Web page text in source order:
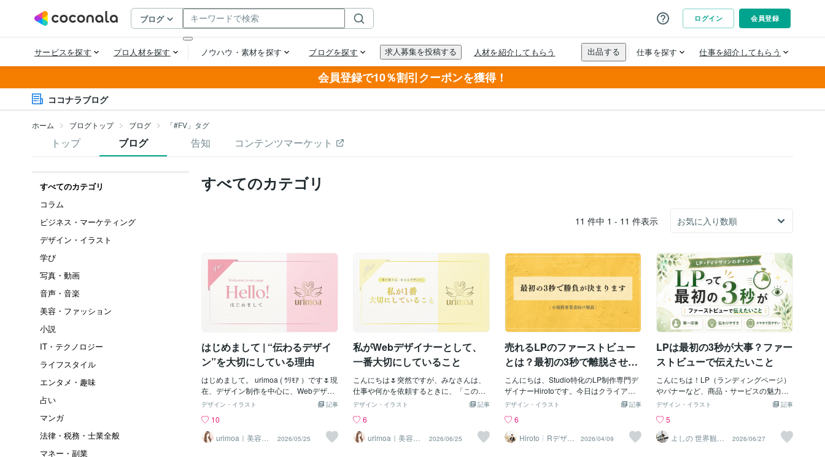
会員登録で10％割引クーポンを獲得！
ココナラブログ
ホーム ブログトップ ブログ 「#FV」タグ
トップ ブログ 告知 コンテンツマーケット
すべてのカテゴリ
コラム
ビジネス・マーケティング
デザイン・イラスト
学び
写真・動画
音声・音楽
美容・ファッション
小説
IT・テクノロジー
ライフスタイル
エンタメ・趣味
占い
マンガ
法律・税務・士業全般
マネー・副業
すべてのカテゴリ
11 件中 1 - 11 件表示
はじめまして | “伝わるデザイ
ン”を大切にしている理由
はじめまして。 urimoa ( ｳﾘﾓｱ ）です🌷現
在、デザイン制作を中心に、Webデザイ
ナーとして活動しております✍🏻💫これま
長経験を経て、その後は美容サロンの経
営サポート営業にも携わってきました。
美容業界の現場で働く中で強く感じてい
記事
デザイン・イラスト
10
urimoa｜美容・
コスメ LP 専門
2026/05/25
私がWebデザイナーとして、
一番大切にしていること
こんにちは🌷突然ですが、みなさんは、
仕事や何かを依頼するときに、「この人
なら信頼できる」と思う基準は何です
る上で、スキルや実績と同じくらい（あ
るいはそれ以上に）大切にしていること
があります💎🫧それは、「お客様の一歩
記事
デザイン・イラスト
6
urimoa｜美容・
コスメ LP 専門
2026/06/25
売れるLPのファーストビュー
とは？最初の3秒で離脱させな
い作り方
こんにちは、Studio特化のLP制作専門デ
ザイナーHirotoです。今日はクライアン
ト様とデザインと写真の商談してきまし
くやっていけたら嬉しいです。さて今日
はLPのファーストビューについて書いて
いきます。「LPを作ったのにすぐ離脱さ
記事
デザイン・イラスト
6
Hiroto┊Rデザイ
ンスタジオ
2026/04/09
LPは最初の3秒が大事？ファー
ストビューで伝えたいこと
こんにちは！LP（ランディングページ）
やバナーなど、商品・サービスの魅力を
伝えるデザインを制作している、よしの
ストビュー」。これは、ページを開いた
ときに最初に目に入る部分のことです。
実はこのファーストビュー、LPの中でも
記事
デザイン・イラスト
5
よしの 世界観構
築×セールスデザ
2026/06/27